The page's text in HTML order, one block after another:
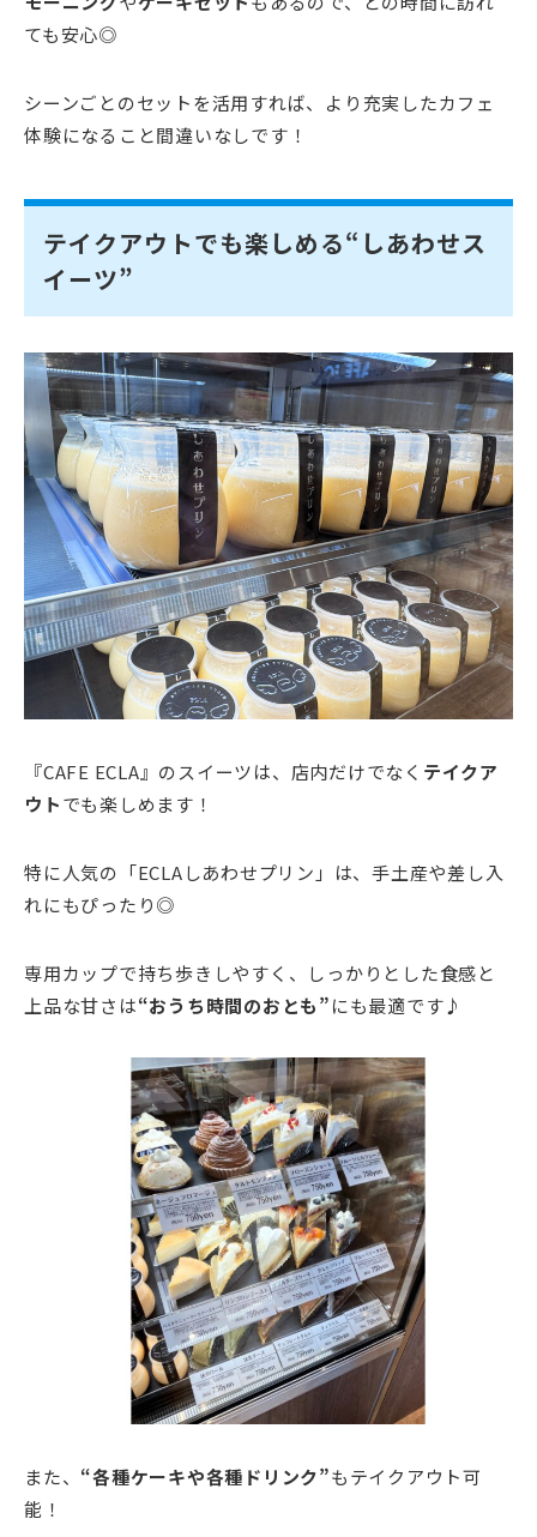
ても安心◎
シーンごとのセットを活用すれば、より充実したカフェ
体験になること間違いなしです！
テイクアウトでも楽しめる“しあわせス
イーツ”
『CAFE ECLA』のスイーツは、店内だけでなく テイクア
ウトでも楽しめます！
特に人気の「ECLAしあわせプリン」は、手土産や差し入
れにもぴったり◎
専用カップで持ち歩きしやすく、しっかりとした食感と
上品な甘さは“おうち時間のおとも”にも最適です♪
また、 “各種ケーキや各種ドリンク”もテイクアウト可
能！